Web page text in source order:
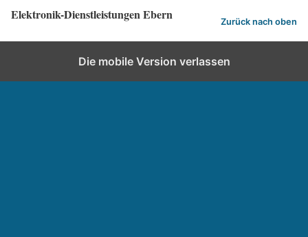
Elektronik-Dienstleistungen Ebern Zurück nach oben
Die mobile Version verlassen